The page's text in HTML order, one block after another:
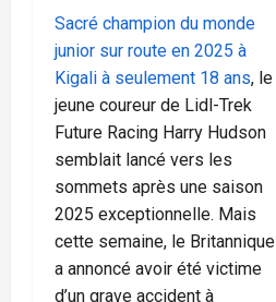
Sacré champion du monde
junior sur route en 2025 à
Kigali à seulement 18 ans, le
jeune coureur de Lidl-Trek
Future Racing Harry Hudson
semblait lancé vers les
sommets après une saison
2025 exceptionnelle. Mais
cette semaine, le Britannique
a annoncé avoir été victime
d’un grave accident à